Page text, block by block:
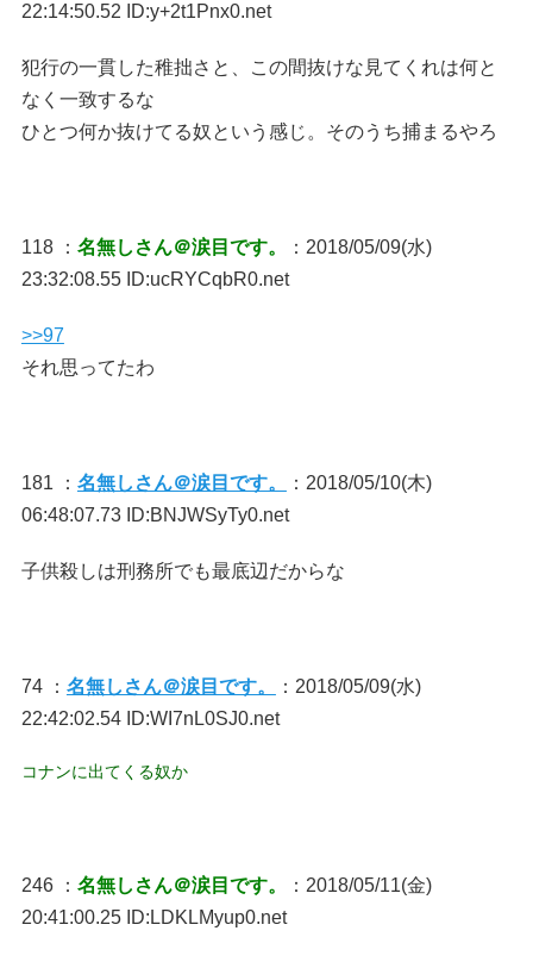
22:14:50.52 ID:y+2t1Pnx0.net
犯行の一貫した稚拙さと、この間抜けな見てくれは何と
なく一致するな
ひとつ何か抜けてる奴という感じ。そのうち捕まるやろ
118 ： 名無しさん＠涙目です。
：2018/05/09(水)
23:32:08.55 ID:ucRYCqbR0.net
>>97
それ思ってたわ
181 ： 名無しさん＠涙目です。
：2018/05/10(木)
06:48:07.73 ID:BNJWSyTy0.net
子供殺しは刑務所でも最底辺だからな
74 ： 名無しさん＠涙目です。
：2018/05/09(水)
22:42:02.54 ID:WI7nL0SJ0.net
コナンに出てくる奴か
246 ： 名無しさん＠涙目です。
：2018/05/11(金)
20:41:00.25 ID:LDKLMyup0.net